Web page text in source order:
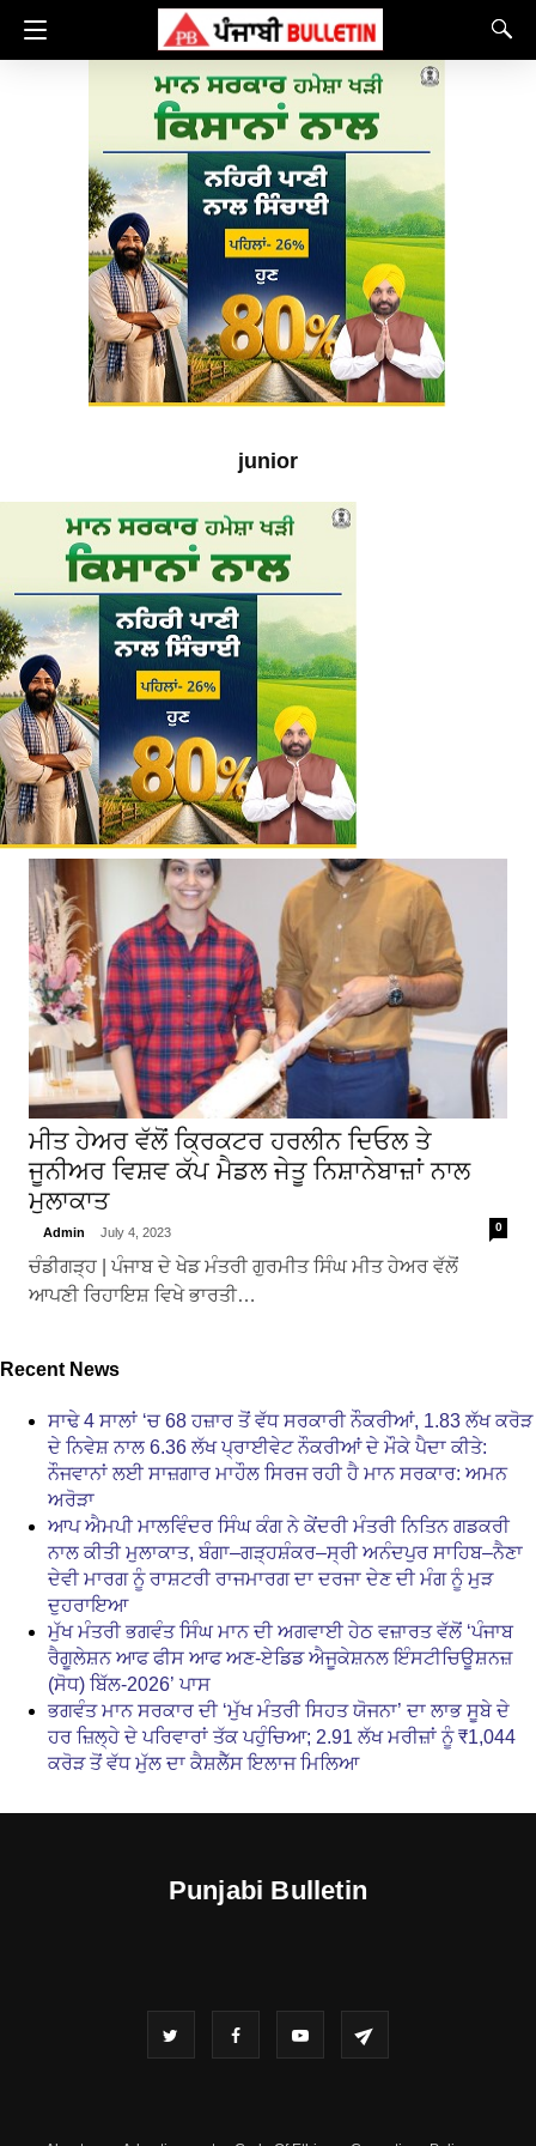
junior
ਮੀਤ ਹੇਅਰ ਵੱਲੋਂ ਕ੍ਰਿਕਟਰ ਹਰਲੀਨ ਦਿਓਲ ਤੇ
ਜੂਨੀਅਰ ਵਿਸ਼ਵ ਕੱਪ ਮੈਡਲ ਜੇਤੂ ਨਿਸ਼ਾਨੇਬਾਜ਼ਾਂ ਨਾਲ
ਮੁਲਾਕਾਤ
Admin July 4, 2023 0
ਚੰਡੀਗੜ੍ਹ | ਪੰਜਾਬ ਦੇ ਖੇਡ ਮੰਤਰੀ ਗੁਰਮੀਤ ਸਿੰਘ ਮੀਤ ਹੇਅਰ ਵੱਲੋਂ
ਆਪਣੀ ਰਿਹਾਇਸ਼ ਵਿਖੇ ਭਾਰਤੀ…
Recent News
ਸਾਢੇ 4 ਸਾਲਾਂ ‘ਚ 68 ਹਜ਼ਾਰ ਤੋਂ ਵੱਧ ਸਰਕਾਰੀ ਨੌਕਰੀਆਂ, 1.83 ਲੱਖ ਕਰੋੜ
ਦੇ ਨਿਵੇਸ਼ ਨਾਲ 6.36 ਲੱਖ ਪ੍ਰਾਈਵੇਟ ਨੌਕਰੀਆਂ ਦੇ ਮੌਕੇ ਪੈਦਾ ਕੀਤੇ:
ਨੌਜਵਾਨਾਂ ਲਈ ਸਾਜ਼ਗਾਰ ਮਾਹੌਲ ਸਿਰਜ ਰਹੀ ਹੈ ਮਾਨ ਸਰਕਾਰ: ਅਮਨ
ਅਰੋੜਾ
ਆਪ ਐਮਪੀ ਮਾਲਵਿੰਦਰ ਸਿੰਘ ਕੰਗ ਨੇ ਕੇਂਦਰੀ ਮੰਤਰੀ ਨਿਤਿਨ ਗਡਕਰੀ
ਨਾਲ ਕੀਤੀ ਮੁਲਾਕਾਤ, ਬੰਗਾ–ਗੜ੍ਹਸ਼ੰਕਰ–ਸ੍ਰੀ ਅਨੰਦਪੁਰ ਸਾਹਿਬ–ਨੈਣਾ
ਦੇਵੀ ਮਾਰਗ ਨੂੰ ਰਾਸ਼ਟਰੀ ਰਾਜਮਾਰਗ ਦਾ ਦਰਜਾ ਦੇਣ ਦੀ ਮੰਗ ਨੂੰ ਮੁੜ
ਦੁਹਰਾਇਆ
ਮੁੱਖ ਮੰਤਰੀ ਭਗਵੰਤ ਸਿੰਘ ਮਾਨ ਦੀ ਅਗਵਾਈ ਹੇਠ ਵਜ਼ਾਰਤ ਵੱਲੋਂ ‘ਪੰਜਾਬ
ਰੈਗੂਲੇਸ਼ਨ ਆਫ ਫੀਸ ਆਫ ਅਣ-ਏਡਿਡ ਐਜੂਕੇਸ਼ਨਲ ਇੰਸਟੀਚਿਊਸ਼ਨਜ਼
(ਸੋਧ) ਬਿੱਲ-2026’ ਪਾਸ
ਭਗਵੰਤ ਮਾਨ ਸਰਕਾਰ ਦੀ ‘ਮੁੱਖ ਮੰਤਰੀ ਸਿਹਤ ਯੋਜਨਾ’ ਦਾ ਲਾਭ ਸੂਬੇ ਦੇ
ਹਰ ਜ਼ਿਲ੍ਹੇ ਦੇ ਪਰਿਵਾਰਾਂ ਤੱਕ ਪਹੁੰਚਿਆ; 2.91 ਲੱਖ ਮਰੀਜ਼ਾਂ ਨੂੰ ₹1,044
ਕਰੋੜ ਤੋਂ ਵੱਧ ਮੁੱਲ ਦਾ ਕੈਸ਼ਲੈੱਸ ਇਲਾਜ ਮਿਲਿਆ
Punjabi Bulletin